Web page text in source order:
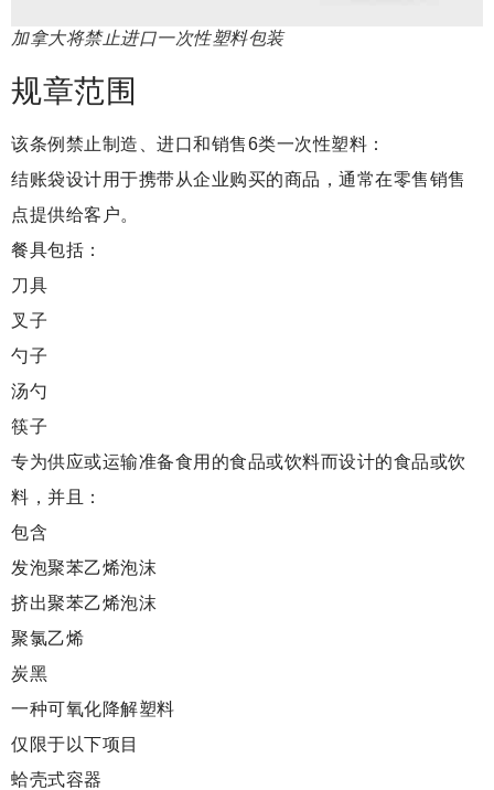
加拿大将禁止进口一次性塑料包装
规章范围
该条例禁止制造、进口和销售6类一次性塑料：
结账袋设计用于携带从企业购买的商品，通常在零售销售
点提供给客户。
餐具包括：
刀具
叉子
勺子
汤勺
筷子
专为供应或运输准备食用的食品或饮料而设计的食品或饮
料，并且：
包含
发泡聚苯乙烯泡沫
挤出聚苯乙烯泡沫
聚氯乙烯
炭黑
一种可氧化降解塑料
仅限于以下项目
蛤壳式容器